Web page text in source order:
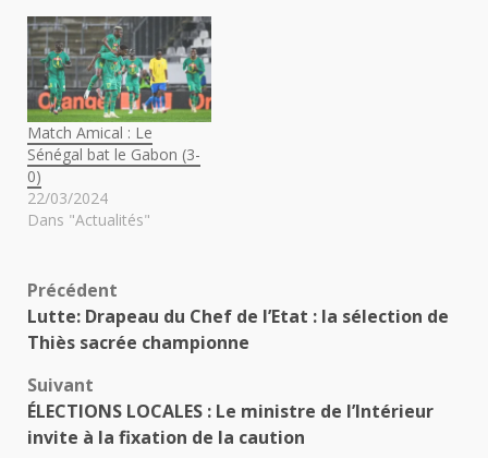
Match Amical : Le
Sénégal bat le Gabon (3-
0)
22/03/2024
Dans "Actualités"
Navigation
d’article
Précédent
Lutte: Drapeau du Chef de l’Etat : la sélection de
Thiès sacrée championne
Suivant
ÉLECTIONS LOCALES : Le ministre de l’Intérieur
invite à la fixation de la caution